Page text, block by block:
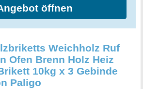
öffnen
Weichholz Ruf
Ofen Brenn Holz Heiz
10kg x 3 Gebinde
Paligo